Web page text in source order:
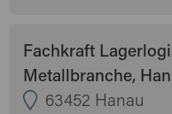
Fachkraft
Metallbranche,
63452 Hanau